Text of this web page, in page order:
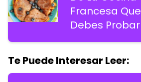
Francesa Que
Debes Probar
Te Puede Interesar Leer: